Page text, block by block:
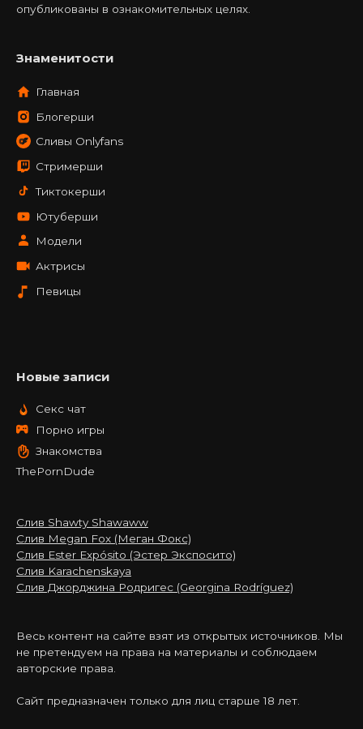
опубликованы в ознакомительных целях.
Знаменитости
Главная
Блогерши
Сливы Onlyfans
Стримерши
Тиктокерши
Ютуберши
Модели
Актрисы
Певицы
Новые записи
Секс чат
Порно игры
Знакомства
ThePornDude
Слив Shawty Shawaww
Слив Megan Fox (Меган Фокс)
Слив Ester Expósito (Эстер Экспосито)
Слив Karachenskaya
Слив Джорджина Родригес (Georgina Rodríguez)
Весь контент на сайте взят из открытых источников. Мы
не претендуем на права на материалы и соблюдаем
авторские права.
Сайт предназначен только для лиц старше 18 лет.